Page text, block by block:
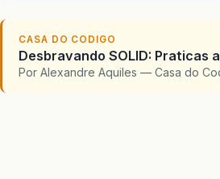
CASA DO CODIGO
Desbravando SOLID: Praticas
Por Alexandre Aquiles — Casa do